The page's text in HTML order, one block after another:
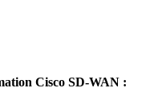
Cisco SD-WAN :